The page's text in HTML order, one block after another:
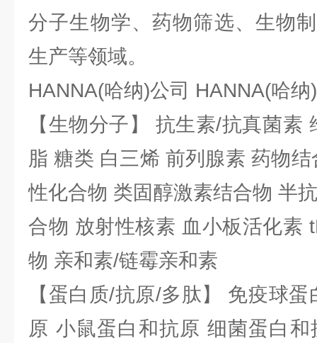
分子生物学、药物筛选、生物
生产等领域。
HANNA(哈纳)公司 HANNA(哈
【生物分子】 抗生素/抗真菌素
脂 糖类 白三烯 前列腺素 药物
性化合物 类固醇激素结合物 半
合物 放射性核素 血小板活化素
物 亲和素/链霉亲和素
【蛋白质/抗原/多肽】 免疫球
原 小鼠蛋白和抗原 细菌蛋白